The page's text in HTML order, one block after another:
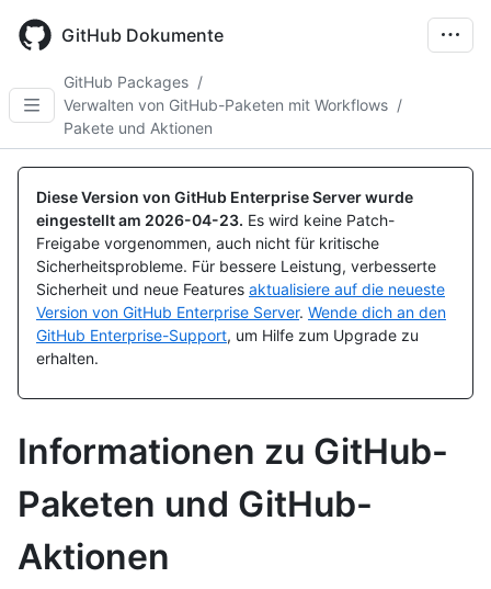
main
GitHub Dokumente
GitHub Packages /
Verwalten von GitHub-Paketen mit Workflows /
Pakete und Aktionen
Diese Version von GitHub Enterprise Server wurde
eingestellt am 2026-04-23. Es wird keine Patch-
Freigabe vorgenommen, auch nicht für kritische
Sicherheitsprobleme. Für bessere Leistung, verbesserte
Sicherheit und neue Features aktualisiere auf die neueste
Version von GitHub Enterprise Server. Wende dich an den
GitHub Enterprise-Support, um Hilfe zum Upgrade zu
erhalten.
Informationen zu GitHub-
Paketen und GitHub-
Aktionen